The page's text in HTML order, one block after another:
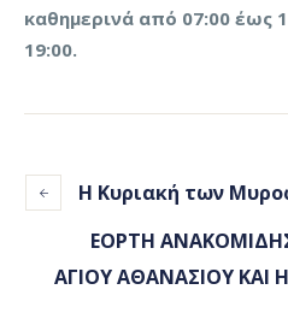
καθημερινά από 07:00 έως
19:00.
Η Κυριακή των
ΕΟΡΤΗ
ΑΓΙΟΥ ΑΘΑΝΑΣΙΟΥ ΚΑΙ